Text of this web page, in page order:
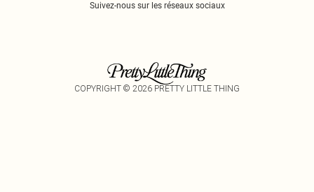
Suivez-nous sur les réseaux sociaux
COPYRIGHT © 2026 PRETTY LITTLE THING